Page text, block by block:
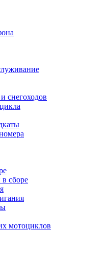
снегоходов
в сборе
мотоциклов